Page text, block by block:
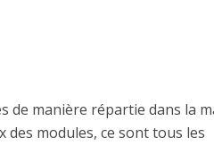
de manière répartie dans la
des modules, ce sont tous les